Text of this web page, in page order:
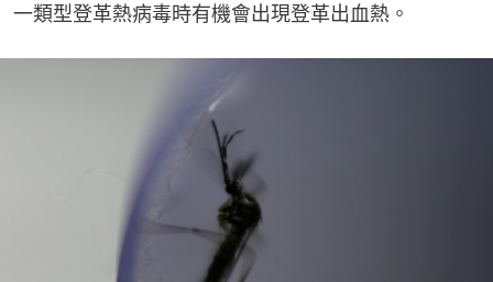
一類型登革熱病毒時有機會出現登革出血熱。